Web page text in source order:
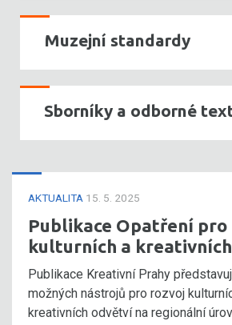
Muzejní standardy
Sborníky a odborné
AKTUALITA 15. 5. 2025
Publikace Opatření pro
kulturních a
Publikace Kreativní Prahy
možných nástrojů pro rozvoj
kreativních odvětví na regionální